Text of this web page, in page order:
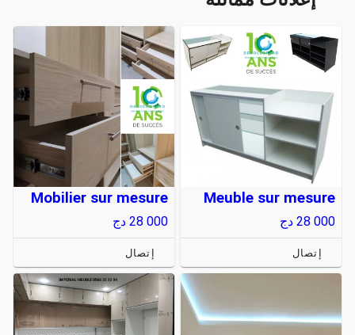
Meuble sur mesure
28 000 دج
إتصال
Mobilier sur mesure
28 000 دج
إتصال